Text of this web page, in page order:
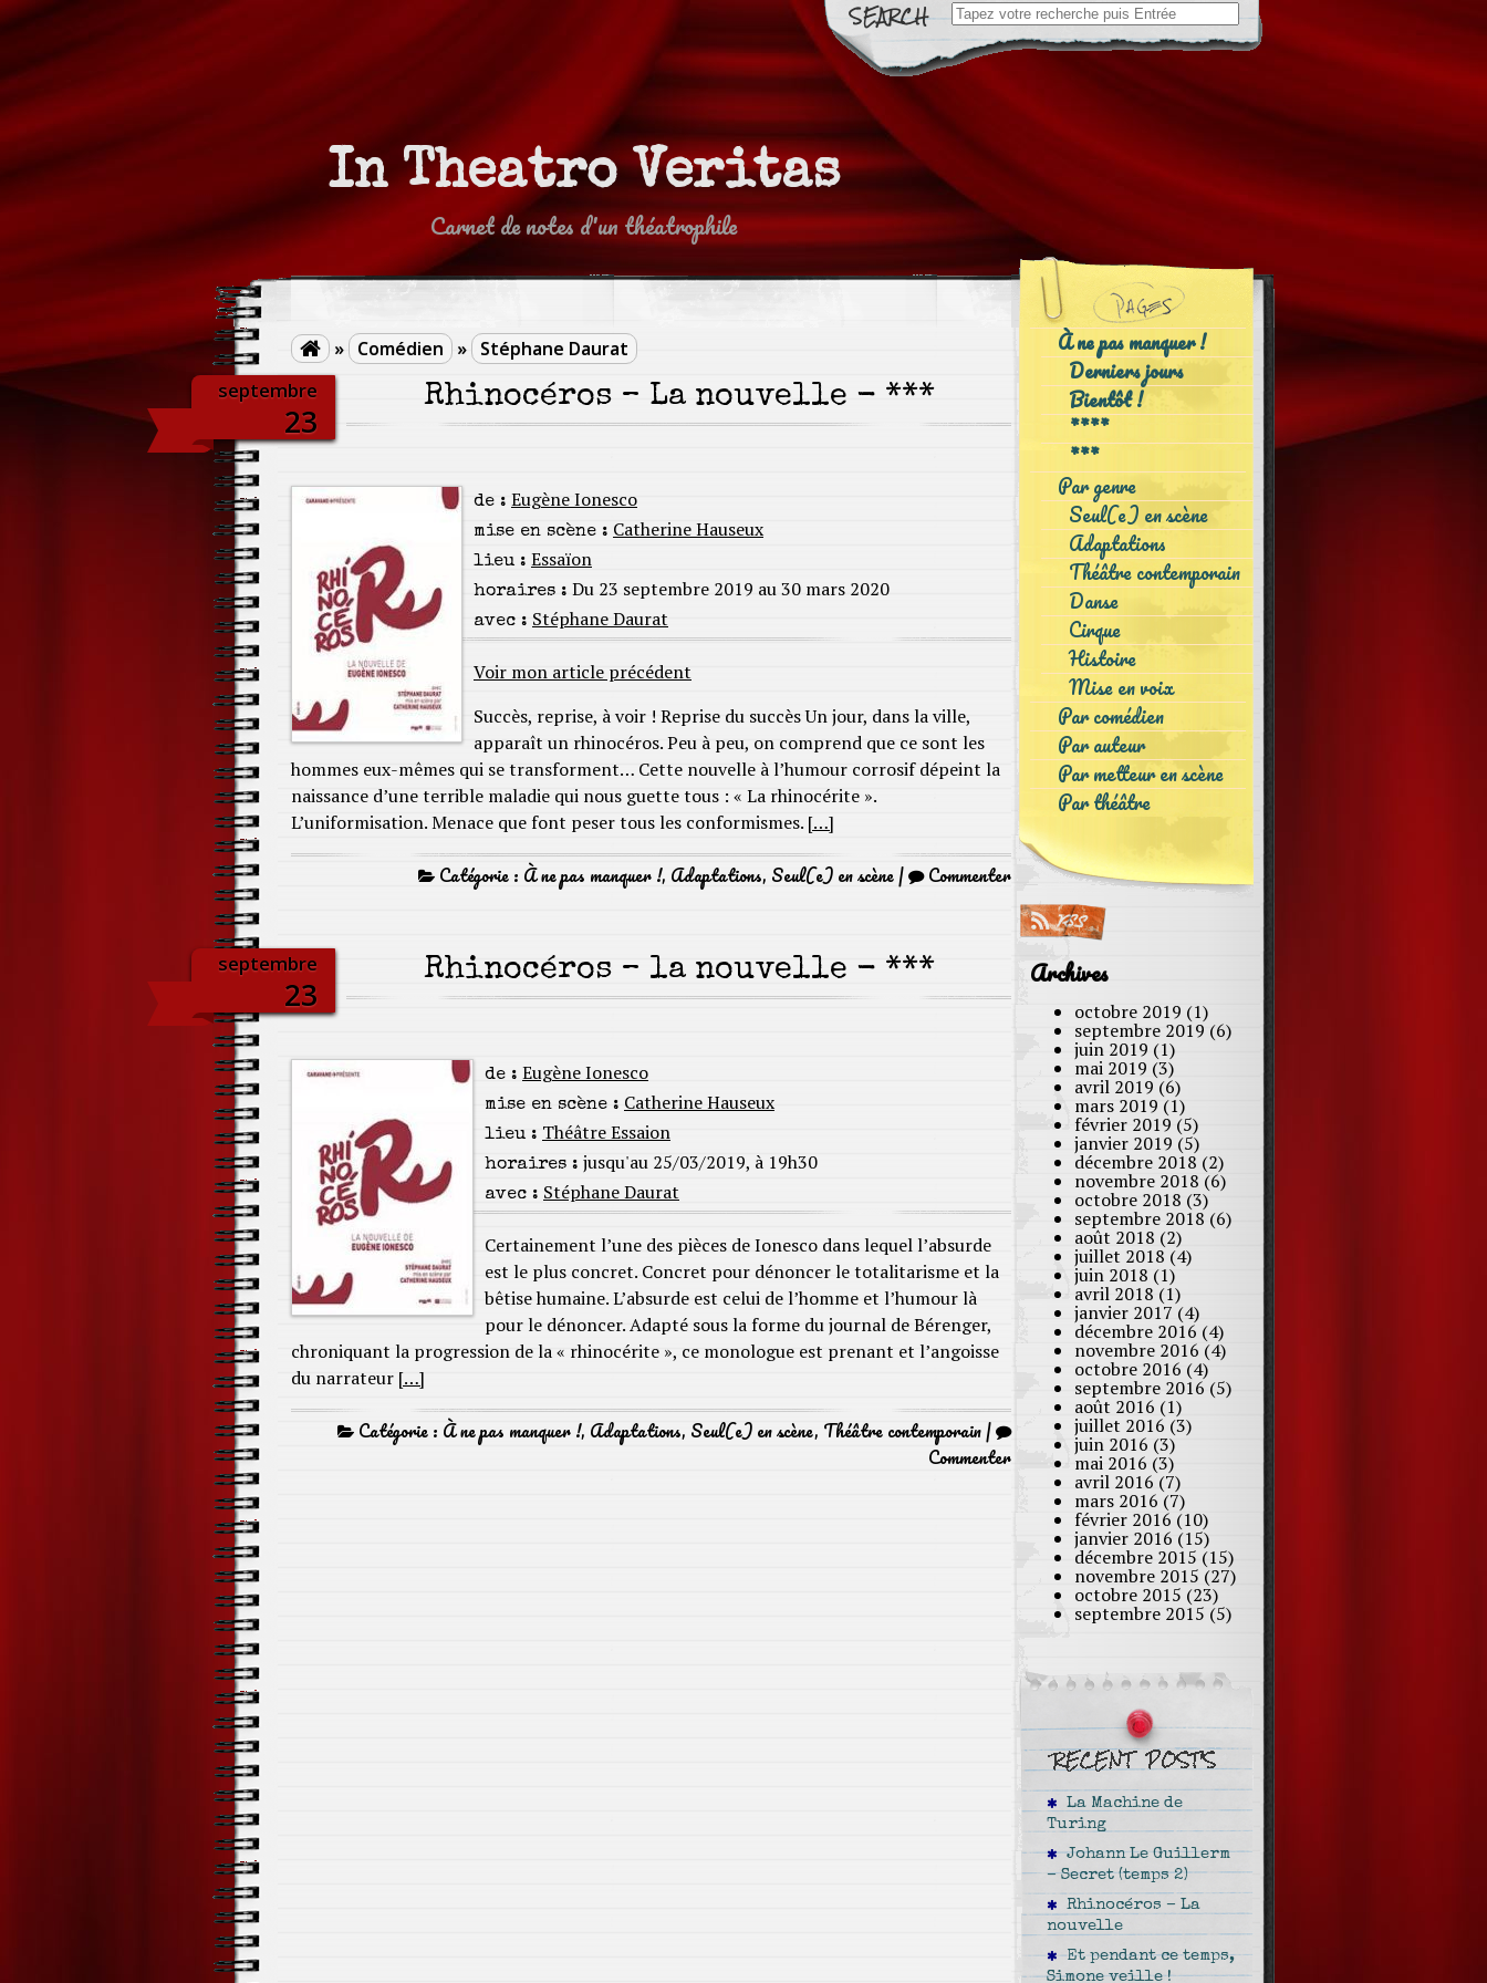
Search
for:
In Theatro Veritas
Carnet de notes d'un théatrophile
 » Comédien » Stéphane Daurat
septembre
23
Rhinocéros – La nouvelle - ***
de : Eugène Ionesco
mise en scène : Catherine Hauseux
lieu : Essaïon
horaires : Du 23 septembre 2019 au 30 mars 2020
avec : Stéphane Daurat
Voir mon article précédent
Succès, reprise, à voir ! Reprise du succès Un jour, dans la ville,
apparaît un rhinocéros. Peu à peu, on comprend que ce sont les
hommes eux-mêmes qui se transforment… Cette nouvelle à l’humour corrosif dépeint la
naissance d’une terrible maladie qui nous guette tous : « La rhinocérite ».
L’uniformisation. Menace que font peser tous les conformismes. […]
Catégorie : À ne pas manquer !, Adaptations, Seul(e) en scène| Commenter
septembre
23
Rhinocéros – la nouvelle - ***
de : Eugène Ionesco
mise en scène : Catherine Hauseux
lieu : Théâtre Essaion
horaires : jusqu'au 25/03/2019, à 19h30
avec : Stéphane Daurat
Certainement l’une des pièces de Ionesco dans lequel l’absurde
est le plus concret. Concret pour dénoncer le totalitarisme et la
bêtise humaine. L’absurde est celui de l’homme et l’humour là
pour le dénoncer. Adapté sous la forme du journal de Bérenger,
chroniquant la progression de la « rhinocérite », ce monologue est prenant et l’angoisse
du narrateur […]
Catégorie : À ne pas manquer !, Adaptations, Seul(e) en scène, Théâtre contemporain|
Commenter
À ne pas manquer !
Derniers jours
Bientôt !
****
***
Par genre
Seul(e) en scène
Adaptations
Théâtre contemporain
Danse
Cirque
Histoire
Mise en voix
Par comédien
Par auteur
Par metteur en scène
Par théâtre
Archives
octobre 2019 (1)
septembre 2019 (6)
juin 2019 (1)
mai 2019 (3)
avril 2019 (6)
mars 2019 (1)
février 2019 (5)
janvier 2019 (5)
décembre 2018 (2)
novembre 2018 (6)
octobre 2018 (3)
septembre 2018 (6)
août 2018 (2)
juillet 2018 (4)
juin 2018 (1)
avril 2018 (1)
janvier 2017 (4)
décembre 2016 (4)
novembre 2016 (4)
octobre 2016 (4)
septembre 2016 (5)
août 2016 (1)
juillet 2016 (3)
juin 2016 (3)
mai 2016 (3)
avril 2016 (7)
mars 2016 (7)
février 2016 (10)
janvier 2016 (15)
décembre 2015 (15)
novembre 2015 (27)
octobre 2015 (23)
septembre 2015 (5)
La Machine de
Turing
Johann Le Guillerm
– Secret (temps 2)
Rhinocéros – La
nouvelle
Et pendant ce temps,
Simone veille !